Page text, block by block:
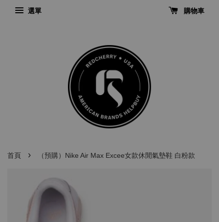
選單 購物車
首頁 › （預購）Nike Air Max Excee女款休閒氣墊鞋 白粉款